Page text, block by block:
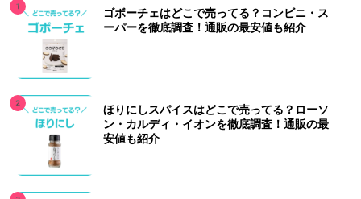
ゴボーチェはどこで売ってる？コンビニ・ス
ーパーを徹底調査！通販の最安値も紹介
ほりにしスパイスはどこで売ってる？ローソ
ン・カルディ・イオンを徹底調査！通販の最
安値も紹介